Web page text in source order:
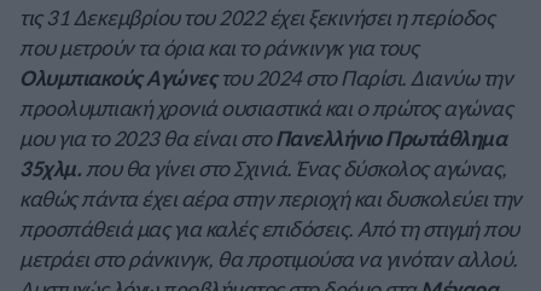
τις 31 Δεκεμβρίου του 2022 έχει ξεκινήσει η περίοδος
που μετρούν τα όρια και το ράνκινγκ για τους
Ολυμπιακούς Αγώνεςτου 2024 στο Παρίσι. Διανύω την
προολυμπιακή χρονιά ουσιαστικά και ο πρώτος αγώνας
μου για το 2023 θα είναι στοΠανελλήνιο Πρωτάθλημα
35χλμ. που θα γίνει στο Σχινιά. Ένας δύσκολος αγώνας,
καθώς πάντα έχει αέρα στην περιοχή και δυσκολεύει την
προσπάθειά μας για καλές επιδόσεις. Από τη στιγμή που
μετράει στο ράνκινγκ, θα προτιμούσα να γινόταν αλλού.